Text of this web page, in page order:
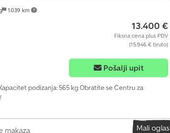
1.039 km
13.400 €
Fiksna cena plus PDV
(15.946 € bruto)
Pošalji upit
podizanja: 565 kg Obratite se Centru za
Mali oglas
makaza